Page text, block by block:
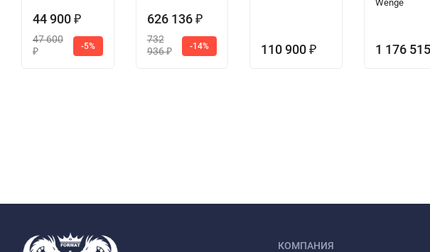
44 900 ₽
47 600
₽
-5%
626 136 ₽
732
936₽
-14% 110 900₽
Wenge
1 176 515
КОМПАНИЯ